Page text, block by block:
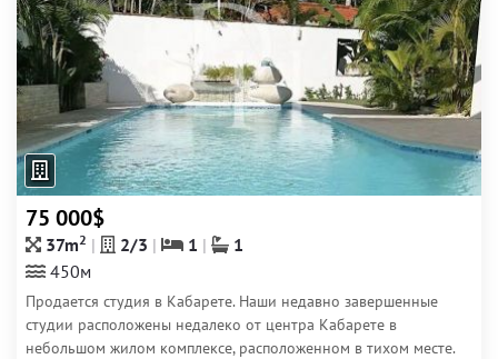
75 000$
37m2 2/3 1
1
450м
Продается студия в Кабарете. Наши недавно завершенные
студии расположены недалеко от центра Кабарете в
небольшом жилом комплексе, расположенном в тихом месте.